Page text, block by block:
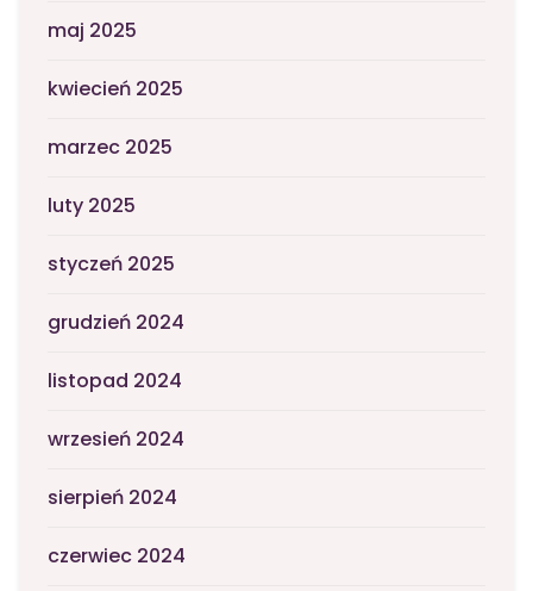
maj 2025
kwiecień 2025
marzec 2025
luty 2025
styczeń 2025
grudzień 2024
listopad 2024
wrzesień 2024
sierpień 2024
czerwiec 2024